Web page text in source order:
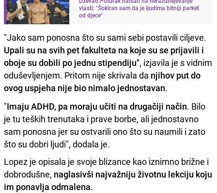
vlasti: "Šokiran sam da je ljudima bitniji parket
od djece"
"Jako sam ponosna što su sami sebi postavili ciljeve.
Upali su na svih pet fakulteta na koje su se prijavili i
oboje su dobili po jednu stipendiju", izjavila je s vidnim
oduševljenjem. Pritom nije skrivala da njihov put do
ovog uspjeha nije bio nimalo jednostavan.
"Imaju ADHD, pa moraju učiti na drugačiji način. Bilo
je tu teških trenutaka i prave borbe, ali jednostavno
sam ponosna jer su ostvarili ono što su naumili i zato
što su dobri ljudi", dodala je.
Lopez je opisala je svoje blizance kao iznimno brižne i
dobrodušne, naglasivši najvažniju životnu lekciju koju
im ponavlja odmalena.